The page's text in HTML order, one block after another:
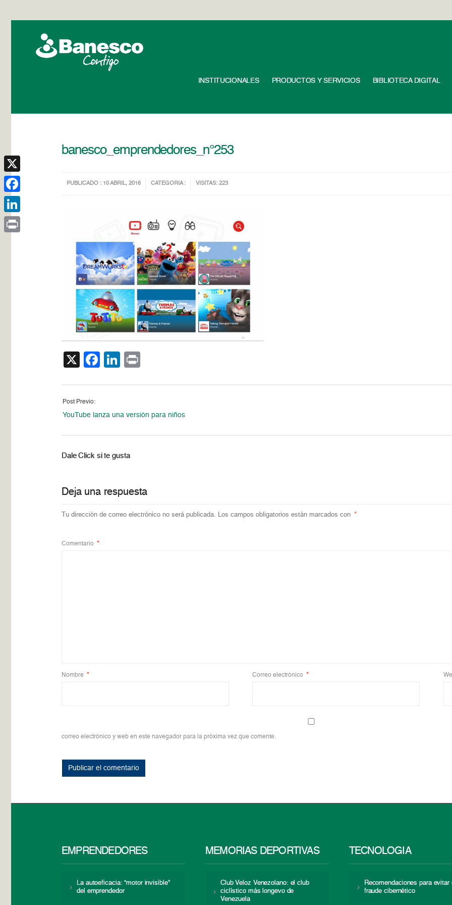
INSTITUCIONALES PRODUCTOS Y SERVICIOS BIBLIOTECA DIGITAL
banesco_emprendedores_n°253
PUBLICADO : 10 ABRIL, 2016 CATEGORIA : VISITAS: 223
X Facebook
LinkedIn
Post Previo:
YouTube lanza una versión para niños
Dale Click si te gusta
Deja una respuesta
Tu dirección de correo electrónico no será publicada. Los campos obligatorios están marcados con *
Comentario *
Nombre * Correo electrónico *
correo electrónico y web en este navegador para la próxima vez que comente.
EMPRENDEDORES
La autoeficacia: “motor invisible”
del emprendedor
MEMORIAS DEPORTIVAS
Club Veloz Venezolano: el club
ciclístico más longevo de
Venezuela
TECNOLOGÍA
Recomendaciones para evitar
fraude cibernético
X
Facebook
LinkedIn